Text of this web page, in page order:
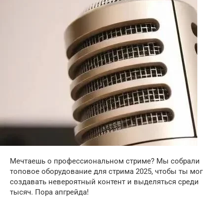
Мечтаешь о профессиональном стриме? Мы собрали
топовое оборудование для стрима 2025, чтобы ты мог
создавать невероятный контент и выделяться среди
тысяч. Пора апгрейда!